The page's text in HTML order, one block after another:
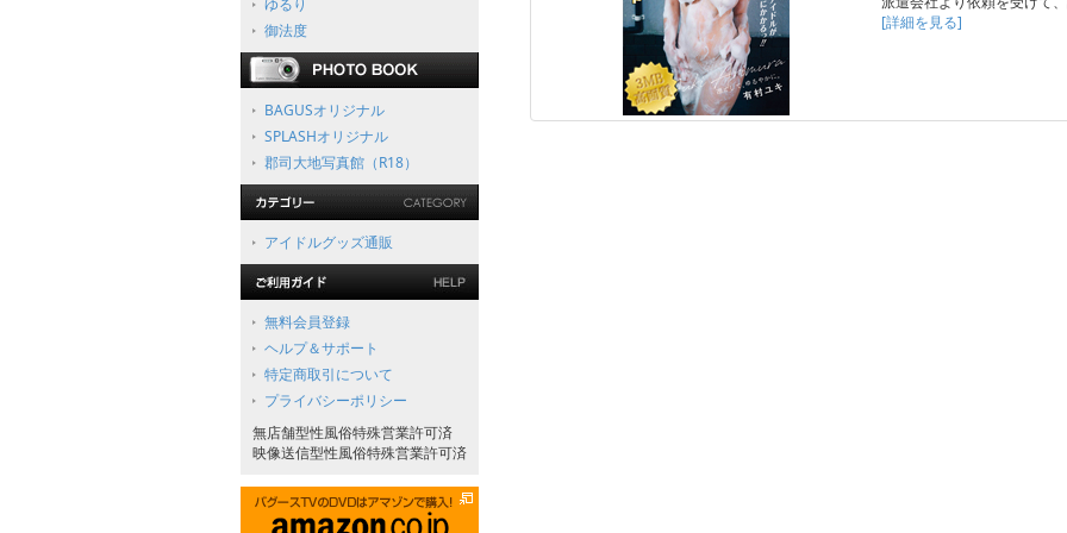
ゆるり
御法度
BAGUSオリジナル
SPLASHオリジナル
郡司大地写真館（R18）
アイドルグッズ通販
無料会員登録
ヘルプ＆サポート
特定商取引について
プライバシーポリシー
無店舗型性風俗特殊営業許可済
映像送信型性風俗特殊営業許可済
[詳細を見る]